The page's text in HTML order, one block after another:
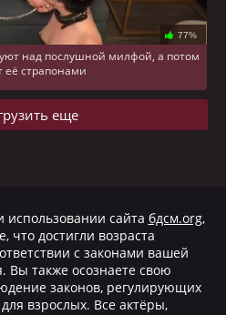
77%
над послушной милфой, а потом
её страпонами
еще
сайта бдсм.org,
что достигли возраста
с законами вашей
Вы также осознаете свою
законов, регулирующих
взрослых. Все актёры,